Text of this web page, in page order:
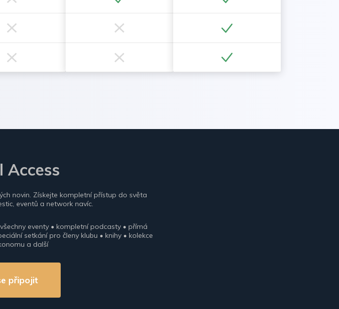
Access
novin. Získejte kompletní přístup do světa
eventů a network navíc.
eventy • kompletní podcasty • přímá
setkání pro členy klubu • knihy • kolekce
a další
připojit